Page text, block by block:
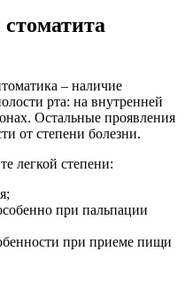
– наличие
рта: на внутренней
Остальные проявления
от степени болезни.
легкой степени:
при пальпации
при приеме пищи